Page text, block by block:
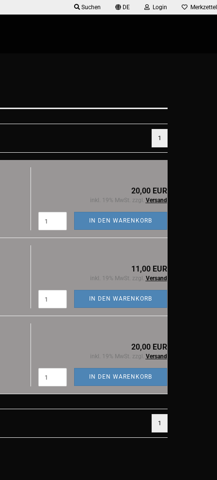
Suchen DE Login Merkzettel
1
20,00 EUR
inkl. 19% MwSt. zzgl. Versand
IN DEN WARENKORB
11,00 EUR
inkl. 19% MwSt. zzgl. Versand
IN DEN WARENKORB
20,00 EUR
inkl. 19% MwSt. zzgl. Versand
IN DEN WARENKORB
1